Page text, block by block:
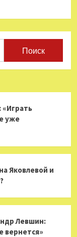
«Играть
уже
Яковлевой и
Левшин:
вернется»